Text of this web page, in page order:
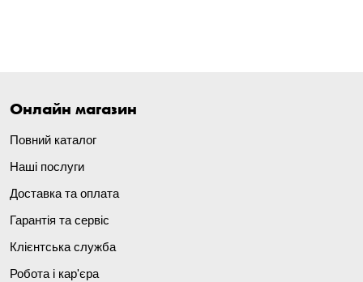
Онлайн магазин
Повний каталог
Наші послуги
Доставка та оплата
Гарантія та сервіс
Клієнтська служба
Робота і кар'єра